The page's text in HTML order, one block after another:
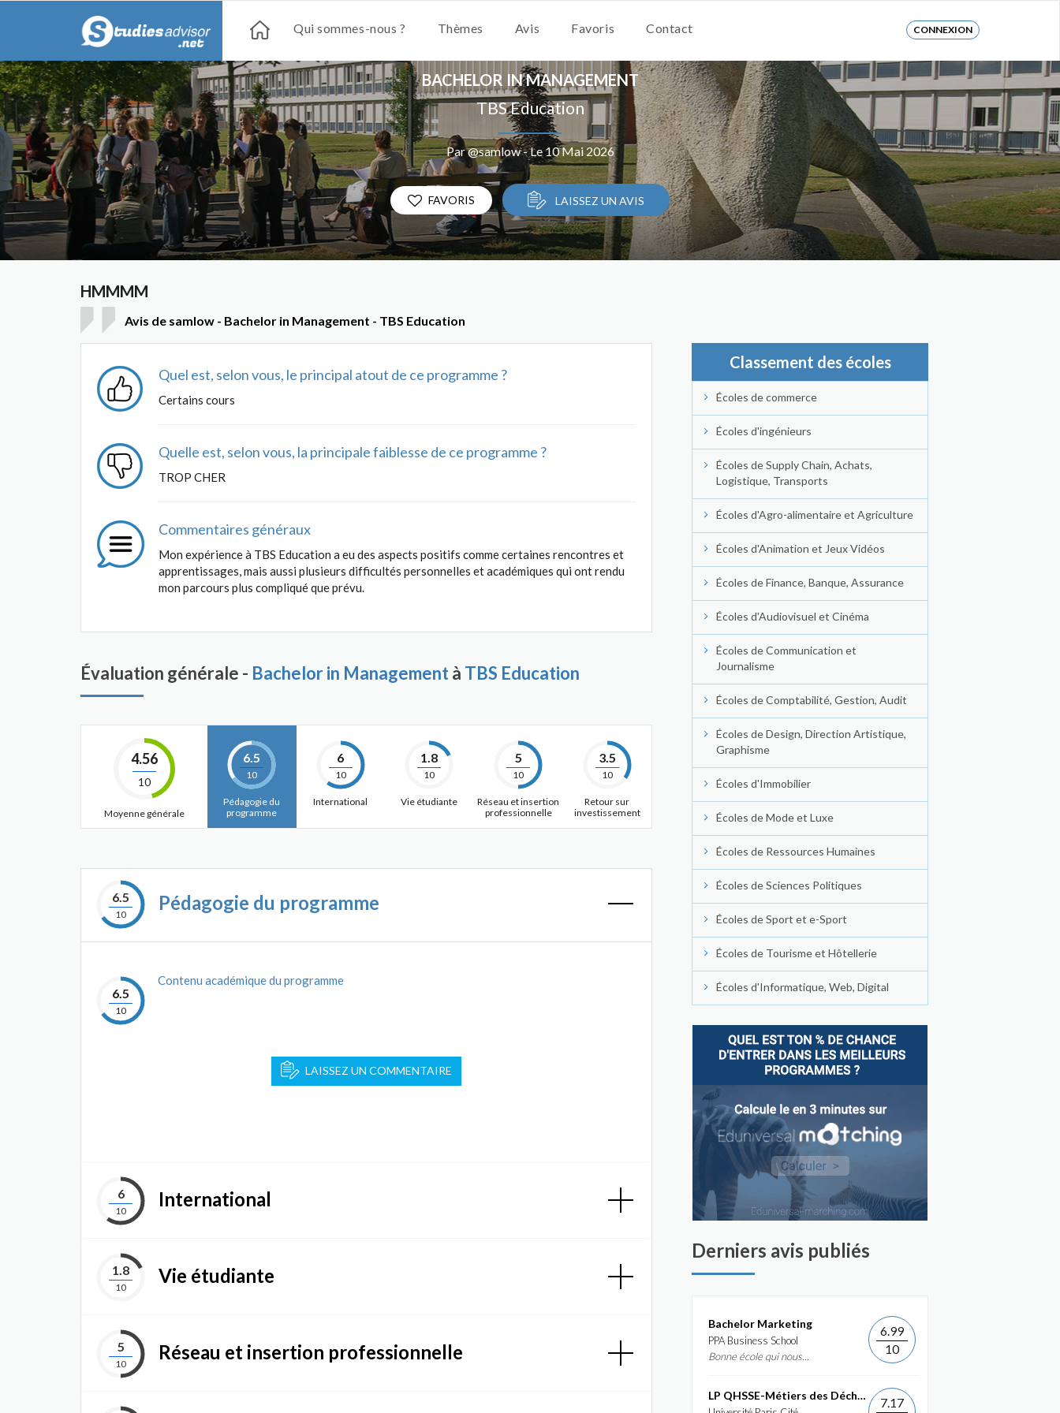
Qui sommes-nous ? Thèmes Avis Favoris Contact CONNEXION
BACHELOR IN MANAGEMENT
TBS Education
Par @samlow - Le 10 Mai 2026
FAVORIS LAISSEZ UN AVIS
HMMMM
Avis de samlow - Bachelor in Management - TBS Education
Quel est, selon vous, le principal atout de ce programme ?
Certains cours
Quelle est, selon vous, la principale faiblesse de ce programme ?
TROP CHER
Commentaires généraux
Mon expérience à TBS Education a eu des aspects positifs comme certaines rencontres et
apprentissages, mais aussi plusieurs difficultés personnelles et académiques qui ont rendu
mon parcours plus compliqué que prévu.
Évaluation générale - Bachelor in Managementà TBS Education
4.56
10
Moyenne générale
6.5
10
Pédagogie du
programme
6
10
International
1.8
10
Vie étudiante
5
10
Réseau et insertion
professionnelle
3.5
10
Retour sur
investissement
6.5
10
Pédagogie du programme
6.5
10
Contenu académique du programme
LAISSEZ UN COMMENTAIRE
6
10
International
1.8
10
Vie étudiante
5
10
Réseau et insertion professionnelle
Classement des écoles
Écoles de commerce
Écoles d'ingénieurs
Écoles de Supply Chain, Achats,
Logistique, Transports
Écoles d'Agro-alimentaire et Agriculture
Écoles d'Animation et Jeux Vidéos
Écoles de Finance, Banque, Assurance
Écoles d'Audiovisuel et Cinéma
Écoles de Communication et
Journalisme
Écoles de Comptabilité, Gestion, Audit
Écoles de Design, Direction Artistique,
Graphisme
Écoles d'Immobilier
Écoles de Mode et Luxe
Écoles de Ressources Humaines
Écoles de Sciences Politiques
Écoles de Sport et e-Sport
Écoles de Tourisme et Hôtellerie
Écoles d'Informatique, Web, Digital
Derniers avis publiés
Bachelor Marketing
PPA Business School
Bonne école qui nous...
6.99
10
LP QHSSE-Métiers des Déchets et de...
7.17